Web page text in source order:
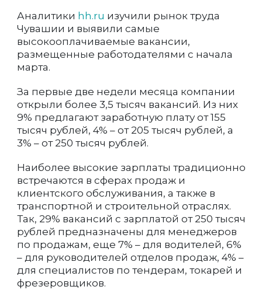
Аналитики hh.ru изучили рынок труда
Чувашии и выявили самые
высокооплачиваемые вакансии,
размещенные работодателями с начала
марта.
За первые две недели месяца компании
открыли более 3,5 тысяч вакансий. Из них
9% предлагают заработную плату от 155
тысяч рублей, 4% – от 205 тысяч рублей, а
3% – от 250 тысяч рублей.
Наиболее высокие зарплаты традиционно
встречаются в сферах продаж и
клиентского обслуживания, а также в
транспортной и строительной отраслях.
Так, 29% вакансий с зарплатой от 250 тысяч
рублей предназначены для менеджеров
по продажам, еще 7% – для водителей, 6%
– для руководителей отделов продаж, 4% –
для специалистов по тендерам, токарей и
фрезеровщиков.